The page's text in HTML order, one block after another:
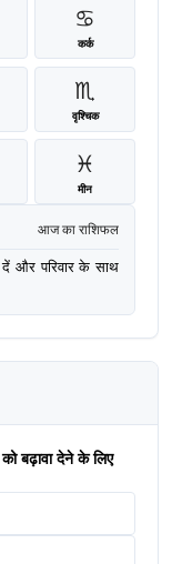
♋
कर्क
♏
वृश्चिक
♓
मीन
आज का राशिफल
दें और परिवार के साथ
बढ़ावा देने के लिए